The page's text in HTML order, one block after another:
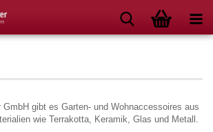
GmbH gibt es Garten- und Wohnaccessoires aus
wie Terrakotta, Keramik, Glas und Metall.